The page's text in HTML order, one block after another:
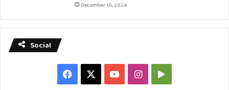
December 10, 2024
Social
Facebook YouTubeInstagramGoogle